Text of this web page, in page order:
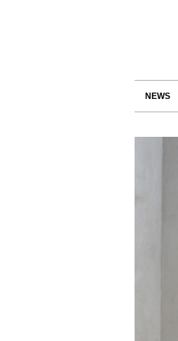
NEWS